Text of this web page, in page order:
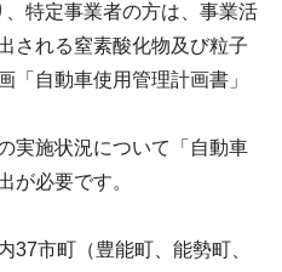
特定事業者の方は、事業活
される窒素酸化物及び粒子
「自動車使用管理計画書」
実施状況について「自動車
が必要です。
市町（豊能町、能勢町、